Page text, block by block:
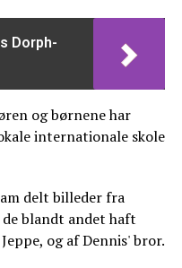
Dorph-
og børnene har
internationale skole
delt billeder fra
blandt andet haft
og af Dennis' bror.